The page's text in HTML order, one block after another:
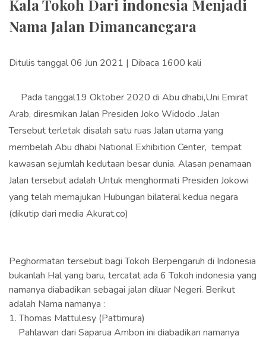
Kala Tokoh Dari indonesia Menjadi
Nama Jalan Dimancanegara
Ditulis tanggal 06 Jun 2021 | Dibaca 1600 kali
Pada tanggal19 Oktober 2020 di Abu dhabi,Uni Emirat
Arab, diresmikan Jalan Presiden Joko Widodo .Jalan
Tersebut terletak disalah satu ruas Jalan utama yang
membelah Abu dhabi National Exhibition Center, tempat
kawasan sejumlah kedutaan besar dunia. Alasan penamaan
Jalan tersebut adalah Untuk menghormati Presiden Jokowi
yang telah memajukan Hubungan bilateral kedua negara
(dikutip dari media Akurat.co)
Peghormatan tersebut bagi Tokoh Berpengaruh di Indonesia
bukanlah Hal yang baru, tercatat ada 6 Tokoh indonesia yang
namanya diabadikan sebagai jalan diluar Negeri. Berikut
adalah Nama namanya :
1. Thomas Mattulesy (Pattimura)
Pahlawan dari Saparua Ambon ini diabadikan namanya